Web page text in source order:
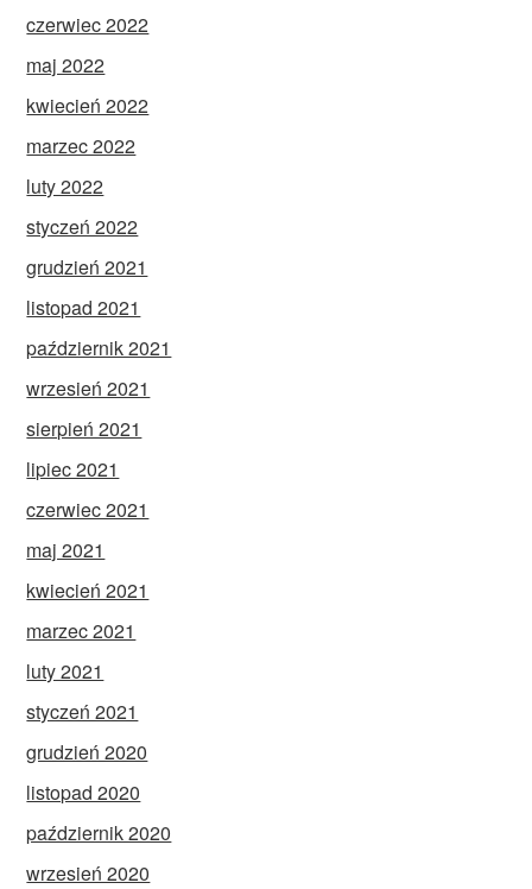
czerwiec 2022
maj 2022
kwiecień 2022
marzec 2022
luty 2022
styczeń 2022
grudzień 2021
listopad 2021
październik 2021
wrzesień 2021
sierpień 2021
lipiec 2021
czerwiec 2021
maj 2021
kwiecień 2021
marzec 2021
luty 2021
styczeń 2021
grudzień 2020
listopad 2020
październik 2020
wrzesień 2020